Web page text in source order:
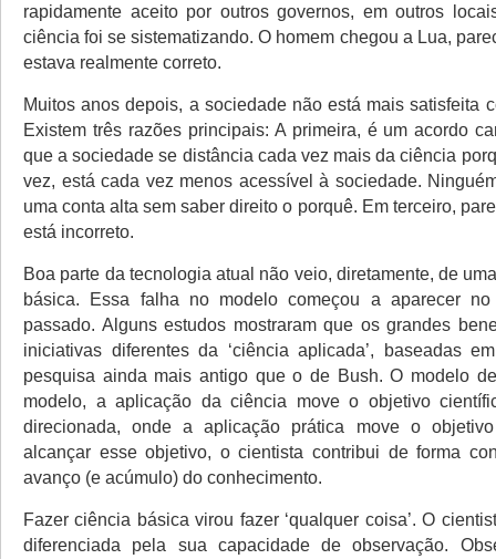
rapidamente aceito por outros governos, em outros
ciência foi se sistematizando. O homem chegou a Lua,
estava realmente correto.
Muitos anos depois, a sociedade não está mais satisfeita
Existem três razões principais: A primeira, é um acordo
que a sociedade se distância cada vez mais da ciência
vez, está cada vez menos acessível à sociedade.
uma conta alta sem saber direito o porquê. Em terceiro,
está incorreto.
Boa parte da tecnologia atual não veio, diretamente, de
básica. Essa falha no modelo começou a aparecer
passado. Alguns estudos mostraram que os grandes
iniciativas diferentes da ‘ciência aplicada’, baseadas
pesquisa ainda mais antigo que o de Bush. O modelo
modelo, a aplicação da ciência move o objetivo
direcionada, onde a aplicação prática move o
alcançar esse objetivo, o cientista contribui de forma
avanço (e acúmulo) do conhecimento.
Fazer ciência básica virou fazer ‘qualquer coisa’. O
diferenciada pela sua capacidade de observação.